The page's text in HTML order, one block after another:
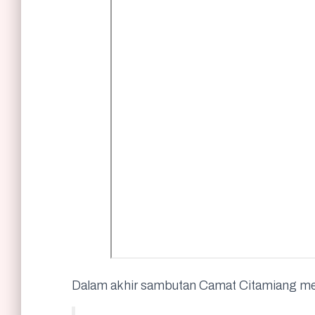
Dalam akhir sambutan Camat Citamiang